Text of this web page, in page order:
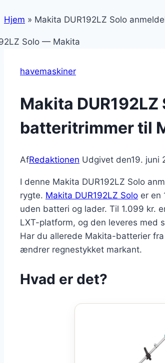
Hjem » Makita DUR192LZ Solo
havemaskiner
Makita
batteritrimmer til
AfRedaktionen Udgivet den19. juni
I denne Makita DUR192LZ Solo
rygte. Makita DUR192LZ Solo er en
uden batteri og lader. Til 1.099 kr.
LXT-platform, og den leveres med
Har du allerede Makita-batterier
ændrer regnestykket markant.
Hvad er det?